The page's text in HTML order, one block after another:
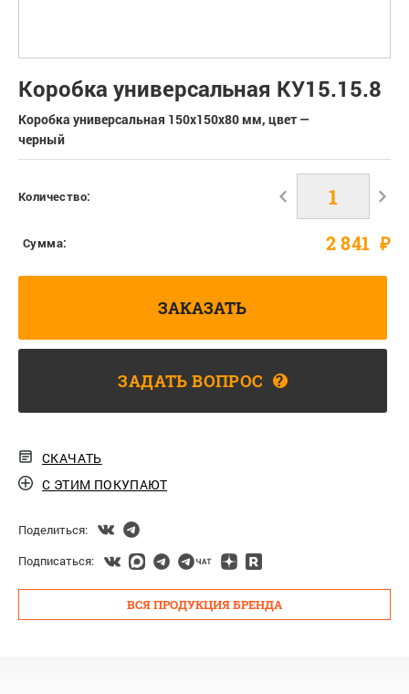
Коробка универсальная КУ15.15.8
Коробка универсальная 150х150х80 мм, цвет —
черный
Количество:
Сумма: 2 841 ₽
ЗАКАЗАТЬ
ЗАДАТЬ ВОПРОС ?
СКАЧАТЬ
С ЭТИМ ПОКУПАЮТ
Поделиться:
Подписаться:
ВСЯ ПРОДУКЦИЯ БРЕНДА